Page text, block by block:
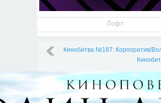
Лофт
Кинобитва №187: Корпоратив/